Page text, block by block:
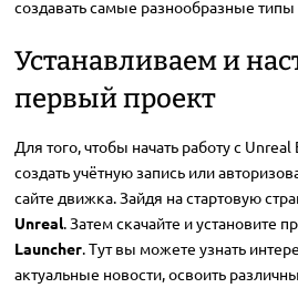
создавать самые разнообразные типы
Устанавливаем и
первый проект
Для того, чтобы начать работу с
создать учётную запись или
сайте движка. Зайдя на стартовую
Unreal. Затем скачайте и установите
Launcher. Тут вы можете узнать
актуальные новости, освоить